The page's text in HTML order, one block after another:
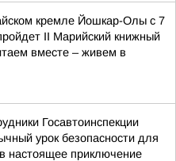
кремле Йошкар-Олы с 7
II Марийский книжный
вместе – живем в
Госавтоинспекции
урок безопасности для
настоящее приключение